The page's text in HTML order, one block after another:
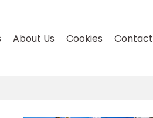
About Us Cookies Contact